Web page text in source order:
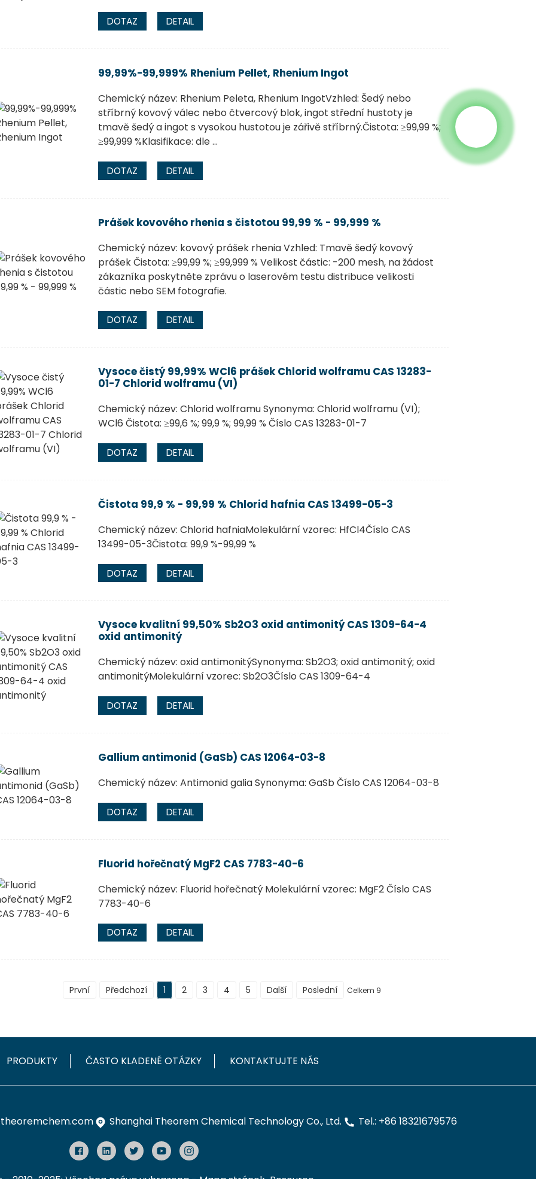
DOTAZ DETAIL
99,99%-99,999% Rhenium Pellet, Rhenium Ingot
Chemický název: Rhenium Peleta, Rhenium IngotVzhled: Šedý nebo
stříbrný kovový válec nebo čtvercový blok, ingot střední hustoty je
tmavě šedý a ingot s vysokou hustotou je zářivě stříbrný.Čistota: ≥99,99 %;
≥99,999 %Klasifikace: dle ...
DOTAZ DETAIL
Prášek kovového rhenia s čistotou 99,99 % - 99,999 %
Chemický název: kovový prášek rhenia Vzhled: Tmavě šedý kovový
prášek Čistota: ≥99,99 %; ≥99,999 % Velikost částic: -200 mesh, na žádost
zákazníka poskytněte zprávu o laserovém testu distribuce velikosti
částic nebo SEM fotografie.
DOTAZ DETAIL
Vysoce čistý 99,99% WCl6 prášek Chlorid wolframu CAS 13283-
01-7 Chlorid wolframu (VI)
Chemický název: Chlorid wolframu Synonyma: Chlorid wolframu (VI);
WCl6 Čistota: ≥99,6 %; 99,9 %; 99,99 % Číslo CAS 13283-01-7
DOTAZ DETAIL
Čistota 99,9 % - 99,99 % Chlorid hafnia CAS 13499-05-3
Chemický název: Chlorid hafniaMolekulární vzorec: HfCl4Číslo CAS
13499-05-3Čistota: 99,9 %-99,99 %
DOTAZ DETAIL
Vysoce kvalitní 99,50% Sb2O3 oxid antimonitý CAS 1309-64-4
oxid antimonitý
Chemický název: oxid antimonitýSynonyma: Sb2O3; oxid antimonitý; oxid
antimonitýMolekulární vzorec: Sb2O3Číslo CAS 1309-64-4
DOTAZ DETAIL
Gallium antimonid (GaSb) CAS 12064-03-8
Chemický název: Antimonid galia Synonyma: GaSb Číslo CAS 12064-03-8
DOTAZ DETAIL
Fluorid hořečnatý MgF2 CAS 7783-40-6
Chemický název: Fluorid hořečnatý Molekulární vzorec: MgF2 Číslo CAS
7783-40-6
DOTAZ DETAIL
První Předchozí 1 2 3 4 5 Další Poslední Celkem 9
PRODUKTY ČASTO KLADENÉ OTÁZKY KONTAKTUJTE NÁS
Shanghai Theorem Chemical Technology Co., Ltd. Tel.: +86 18321679576